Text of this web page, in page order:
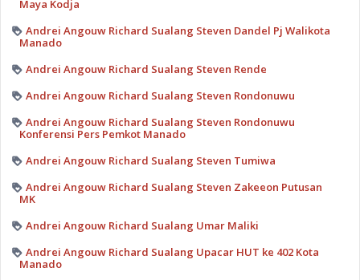
Maya Kodja
Andrei Angouw Richard Sualang Steven Dandel Pj Walikota
Manado
Andrei Angouw Richard Sualang Steven Rende
Andrei Angouw Richard Sualang Steven Rondonuwu
Andrei Angouw Richard Sualang Steven Rondonuwu
Konferensi Pers Pemkot Manado
Andrei Angouw Richard Sualang Steven Tumiwa
Andrei Angouw Richard Sualang Steven Zakeeon Putusan
MK
Andrei Angouw Richard Sualang Umar Maliki
Andrei Angouw Richard Sualang Upacar HUT ke 402 Kota
Manado